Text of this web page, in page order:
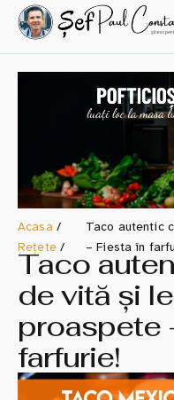
Acasa/
Rețete/
Taco autentic
– Fiesta în
Taco
de vită și
proaspete
farfurie!